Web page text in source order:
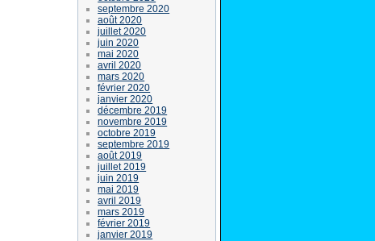
septembre 2020
août 2020
juillet 2020
juin 2020
mai 2020
avril 2020
mars 2020
février 2020
janvier 2020
décembre 2019
novembre 2019
octobre 2019
septembre 2019
août 2019
juillet 2019
juin 2019
mai 2019
avril 2019
mars 2019
février 2019
janvier 2019